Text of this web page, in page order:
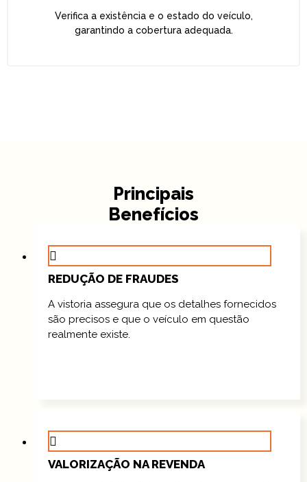
Verifica a existência e o estado do veículo,
garantindo a cobertura adequada.
Principais
Benefícios
REDUÇÃO DE FRAUDES
A vistoria assegura que os detalhes fornecidos
são precisos e que o veículo em questão
realmente existe.
VALORIZAÇÃO NA REVENDA